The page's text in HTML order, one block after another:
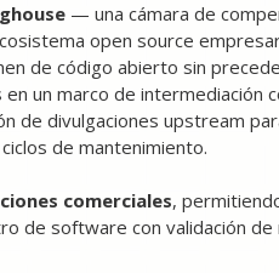
— una cámara de
open source
de código abierto sin
un marco de intermediación
de divulgaciones upstream
de mantenimiento.
comerciales,
de software con validación de